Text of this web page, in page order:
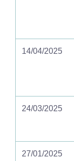
14/04/2025
24/03/2025
27/01/2025